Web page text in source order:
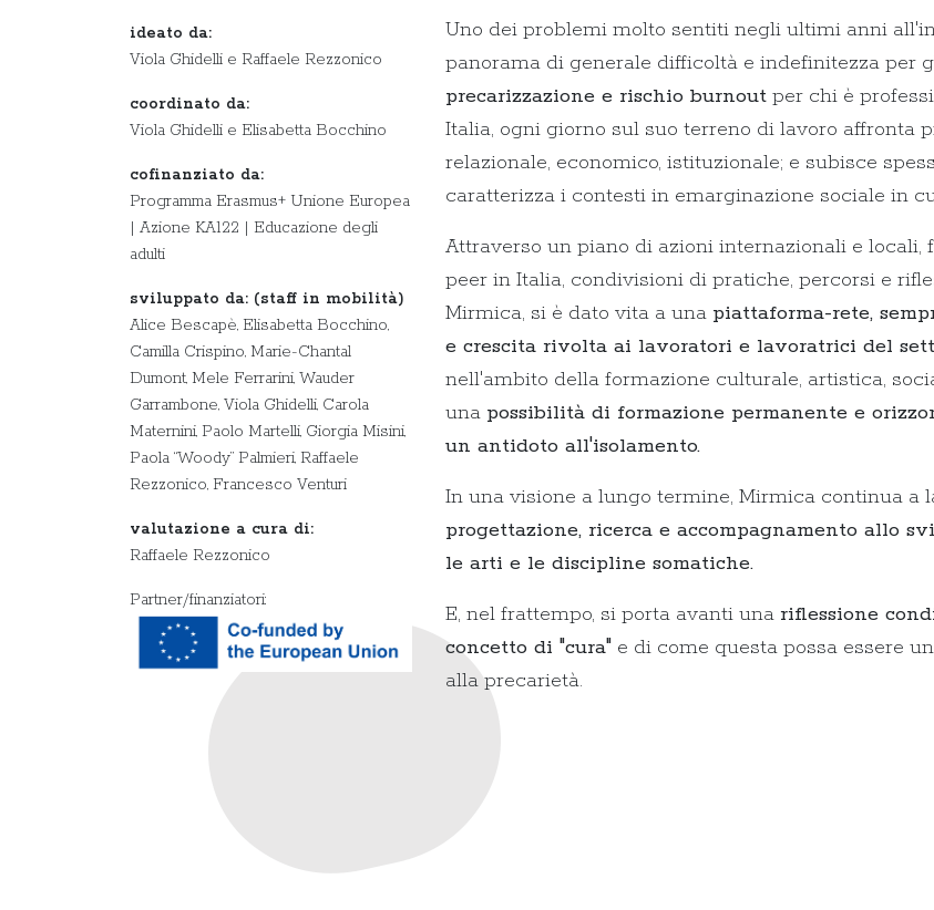
Uno dei problemi molto sentiti negli ultimi anni
panorama di generale difficoltà e indefinitezza per
precarizzazione e rischio burnout per chi è
Italia, ogni giorno sul suo terreno di lavoro affronta
relazionale, economico, istituzionale; e subisce
caratterizza i contesti in emarginazione sociale in
Attraverso un piano di azioni internazionali e
peer in Italia, condivisioni di pratiche, percorsi e
Mirmica, si è dato vita a una piattaforma-rete,
e crescita rivolta ai lavoratori e lavoratrici del
nell'ambito della formazione culturale, artistica,
una possibilità di formazione permanente e
un antidoto all'isolamento.
In una visione a lungo termine, Mirmica continua a
progettazione, ricerca e accompagnamento allo
le arti e le discipline somatiche.
E, nel frattempo, si porta avanti una riflessione
concetto di "cura" e di come questa possa essere
alla precarietà.
ideato da:
Viola Ghidelli e Raffaele Rezzonico
coordinato da:
Viola Ghidelli e Elisabetta Bocchino
cofinanziato da:
Programma Erasmus+ Unione Europea
| Azione KA122 | Educazione degli
adulti
sviluppato da: (staff in mobilità)
Alice Bescapè, Elisabetta Bocchino,
Camilla Crispino, Marie-Chantal
Dumont, Mele Ferrarini, Wauder
Garrambone, Viola Ghidelli, Carola
Maternini, Paolo Martelli, Giorgia Misini,
Paola “Woody” Palmieri, Raffaele
Rezzonico, Francesco Venturi
valutazione a cura di:
Raffaele Rezzonico
Partner/finanziatori: